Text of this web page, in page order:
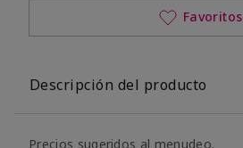
Favoritos
Descripción del producto
Precios sugeridos al menudeo.